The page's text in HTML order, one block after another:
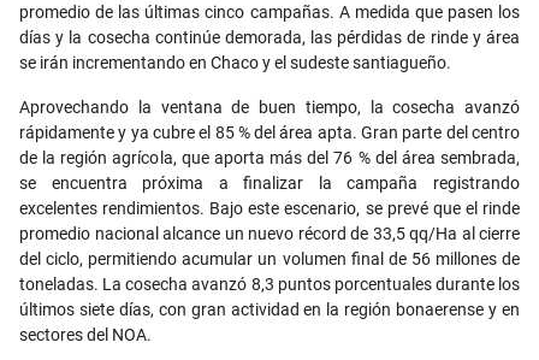
promedio de las últimas cinco campañas. A medida que pasen los
días y la cosecha continúe demorada, las pérdidas de rinde y área
se irán incrementando en Chaco y el sudeste santiagueño.
Aprovechando la ventana de buen tiempo, la cosecha avanzó
rápidamente y ya cubre el 85 % del área apta. Gran parte del centro
de la región agrícola, que aporta más del 76 % del área sembrada,
se encuentra próxima a finalizar la campaña registrando
excelentes rendimientos. Bajo este escenario, se prevé que el rinde
promedio nacional alcance un nuevo récord de 33,5 qq/Ha al cierre
del ciclo, permitiendo acumular un volumen final de 56 millones de
toneladas. La cosecha avanzó 8,3 puntos porcentuales durante los
últimos siete días, con gran actividad en la región bonaerense y en
sectores del NOA.